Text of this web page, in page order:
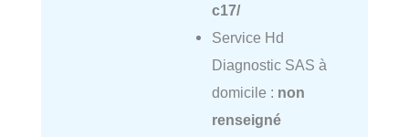
c17/
Service Hd
Diagnostic SAS à
domicile : non
renseigné